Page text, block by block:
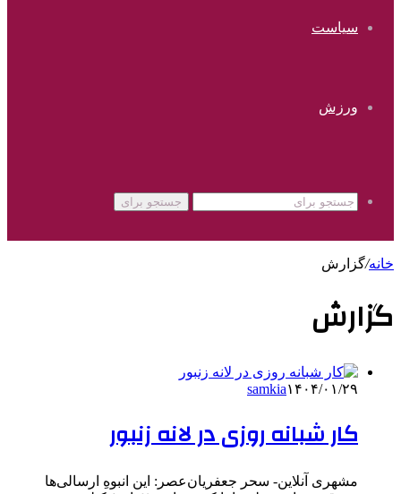
سیاست
ورزش
جستجو برای
خانه/گزارش
گزارش
samkia۱۴۰۴/۰۱/۲۹
کار شبانه روزی در لانه زنبور
مشهری آنلاین- سحر جعفریان‌عصر: این انبوهِ ارسالی‌ها